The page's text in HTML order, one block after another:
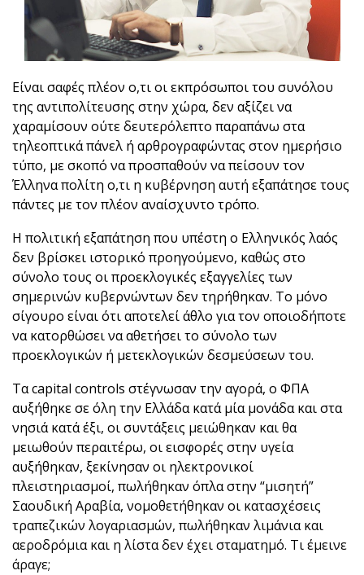
Είναι σαφές πλέον ο,τι οι εκπρόσωποι του συνόλου
της αντιπολίτευσης στην χώρα, δεν αξίζει να
χαραμίσουν ούτε δευτερόλεπτο παραπάνω στα
τηλεοπτικά πάνελ ή αρθρογραφώντας στον ημερήσιο
τύπο, με σκοπό να προσπαθούν να πείσουν τον
Έλληνα πολίτη ο,τι η κυβέρνηση αυτή εξαπάτησε τους
πάντες με τον πλέον αναίσχυντο τρόπο.
Η πολιτική εξαπάτηση που υπέστη ο Ελληνικός λαός
δεν βρίσκει ιστορικό προηγούμενο, καθώς στο
σύνολο τους οι προεκλογικές εξαγγελίες των
σημερινών κυβερνώντων δεν τηρήθηκαν. Το μόνο
σίγουρο είναι ότι αποτελεί άθλο για τον οποιοδήποτε
να κατορθώσει να αθετήσει το σύνολο των
προεκλογικών ή μετεκλογικών δεσμεύσεων του.
Τα capital controls στέγνωσαν την αγορά, ο ΦΠΑ
αυξήθηκε σε όλη την Ελλάδα κατά μία μονάδα και στα
νησιά κατά έξι, οι συντάξεις μειώθηκαν και θα
μειωθούν περαιτέρω, οι εισφορές στην υγεία
αυξήθηκαν, ξεκίνησαν οι ηλεκτρονικοί
πλειστηριασμοί, πωλήθηκαν όπλα στην “μισητή”
Σαουδική Αραβία, νομοθετήθηκαν οι κατασχέσεις
τραπεζικών λογαριασμών, πωλήθηκαν λιμάνια και
αεροδρόμια και η λίστα δεν έχει σταματημό. Τι έμεινε
άραγε;